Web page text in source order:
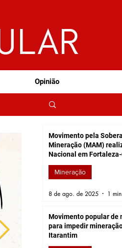
Opinião
Movimento pela
Mineração (MAM)
Nacional em
28 de agosto
Mineração
8 de ago. de 2025 1
Movimento popular de
para impedir
Itarantim